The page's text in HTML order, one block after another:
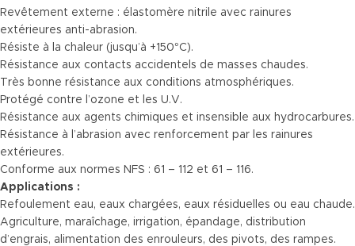
Revêtement externe : élastomère nitrile avec rainures
extérieures anti-abrasion.
Résiste à la chaleur (jusqu’à +150°C).
Résistance aux contacts accidentels de masses chaudes.
Très bonne résistance aux conditions atmosphériques.
Protégé contre l’ozone et les U.V.
Résistance aux agents chimiques et insensible aux hydrocarbures.
Résistance à l’abrasion avec renforcement par les rainures
extérieures.
Conforme aux normes NFS : 61 – 112 et 61 – 116.
Applications :
Refoulement eau, eaux chargées, eaux résiduelles ou eau chaude.
Agriculture, maraîchage, irrigation, épandage, distribution
d’engrais, alimentation des enrouleurs, des pivots, des rampes.